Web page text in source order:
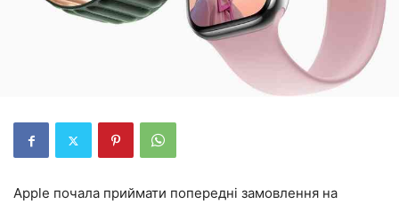
Apple почала приймати попередні замовлення на